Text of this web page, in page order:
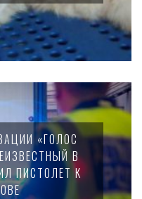
«ГОЛОС
В
ПИСТОЛЕТ К